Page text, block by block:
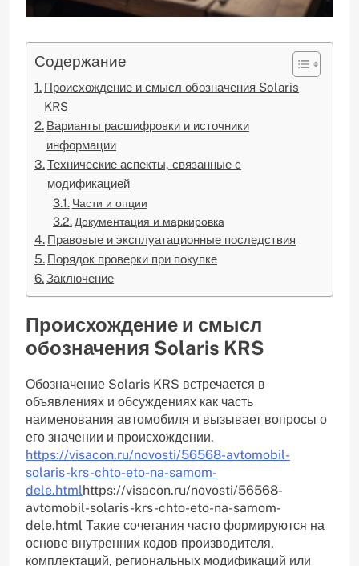
Содержание
Происхождение и смысл обозначения Solaris
KRS
Варианты расшифровки и источники
информации
Технические аспекты, связанные с
модификацией
Части и опции
Документация и маркировка
Правовые и эксплуатационные последствия
Порядок проверки при покупке
Заключение
Происхождение и смысл
обозначения Solaris KRS
Обозначение Solaris KRS встречается в
объявлениях и обсуждениях как часть
наименования автомобиля и вызывает вопросы о
его значении и происхождении.
https://visacon.ru/novosti/56568-avtomobil-
solaris-krs-chto-eto-na-samom-
dele.htmlhttps://visacon.ru/novosti/56568-
avtomobil-solaris-krs-chto-eto-na-samom-
dele.html Такие сочетания часто формируются на
основе внутренних кодов производителя,
комплектаций, региональных модификаций или